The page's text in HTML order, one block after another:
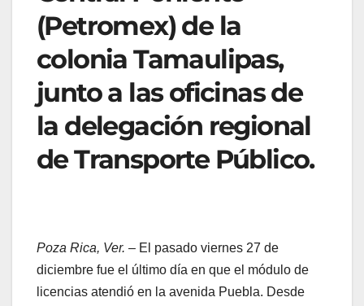
(Petromex) de la
colonia Tamaulipas,
junto a las oficinas de
la delegación regional
de Transporte Público.
Poza Rica, Ver. – El pasado viernes 27 de
diciembre fue el último día en que el módulo de
licencias atendió en la avenida Puebla. Desde